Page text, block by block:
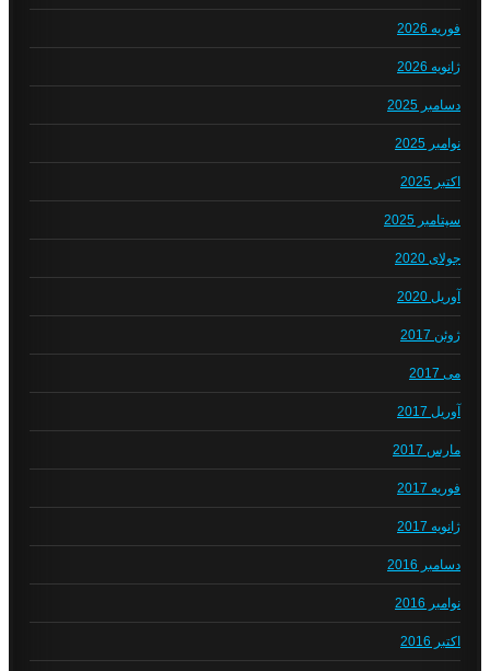
فوریه 2026
ژانویه 2026
دسامبر 2025
نوامبر 2025
اکتبر 2025
سپتامبر 2025
جولای 2020
آوریل 2020
ژوئن 2017
می 2017
آوریل 2017
مارس 2017
فوریه 2017
ژانویه 2017
دسامبر 2016
نوامبر 2016
اکتبر 2016